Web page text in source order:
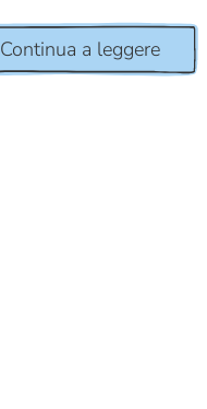
Continua a leggere